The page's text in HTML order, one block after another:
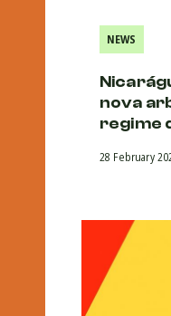
NEWS
nova
regime
28 February